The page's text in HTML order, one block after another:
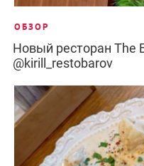
ОБЗОР
Новый ресторан The
@kirill_restobarov